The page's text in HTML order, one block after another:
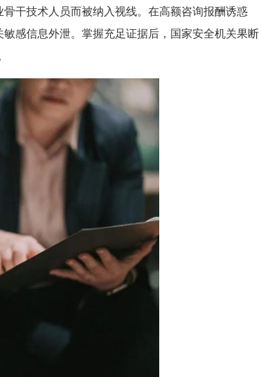
干技术人员而被纳入视线。在高额咨询报酬诱惑
感信息外泄。掌握充足证据后，国家安全机关果断